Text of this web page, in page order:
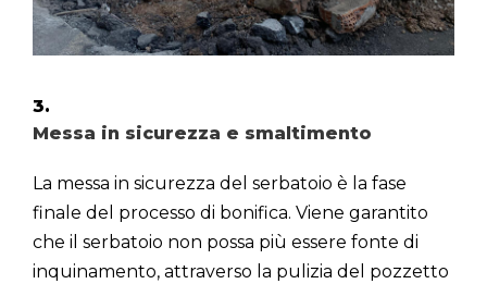
3.
Messa in sicurezza e smaltimento
La messa in sicurezza del serbatoio è la fase
finale del processo di bonifica. Viene garantito
che il serbatoio non possa più essere fonte di
inquinamento, attraverso la pulizia del pozzetto